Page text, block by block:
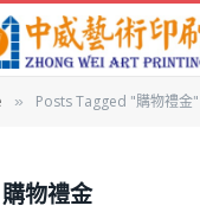
» Posts Tagged "購物禮金"
購物禮金